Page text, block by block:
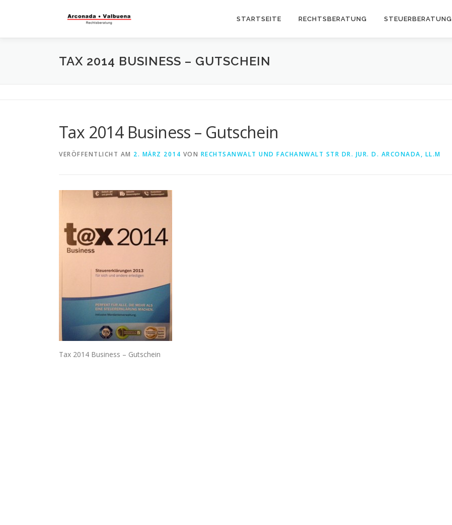
STARTSEITE RECHTSBERATUNG STEUERBERATUNG
TAX 2014 BUSINESS – GUTSCHEIN
Tax 2014 Business – Gutschein
VERÖFFENTLICHT AM 2. MÄRZ 2014 VON RECHTSANWALT UND FACHANWALT STR DR. JUR. D. ARCONADA, LL.M
Tax 2014 Business – Gutschein